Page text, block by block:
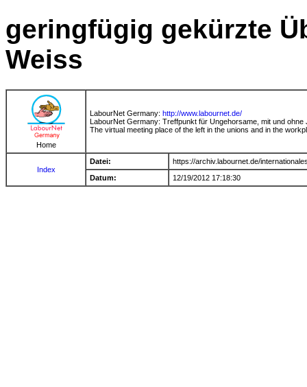
geringfügig gekürzte
Weiss
Home
LabourNet Germany: http://www.labournet.de/
LabourNet Germany: Treffpunkt für Ungehorsame, mit und
The virtual meeting place of the left in the unions and in the
Index
Datei:
https://archiv.labournet.de/
Datum:
12/19/2012 17:18:30